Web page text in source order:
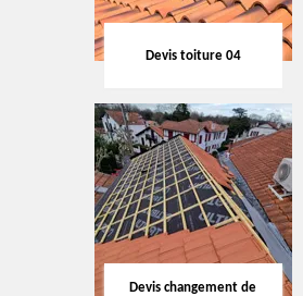
Devis toiture 04
Devis changement de